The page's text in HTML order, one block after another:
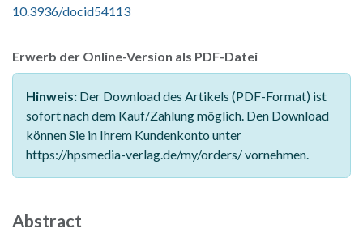
10.3936/docid54113
Erwerb der Online-Version als PDF-Datei
Hinweis: Der Download des Artikels (PDF-Format) ist
sofort nach dem Kauf/Zahlung möglich. Den Download
können Sie in Ihrem Kundenkonto unter
https://hpsmedia-verlag.de/my/orders/ vornehmen.
Abstract